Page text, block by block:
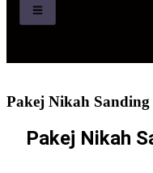
Pakej Nikah
Pakej Nikah